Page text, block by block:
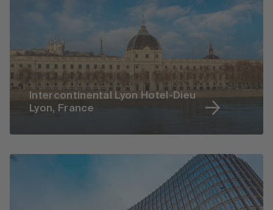
Intercontinental Lyon Hotel-Dieu
Lyon, France